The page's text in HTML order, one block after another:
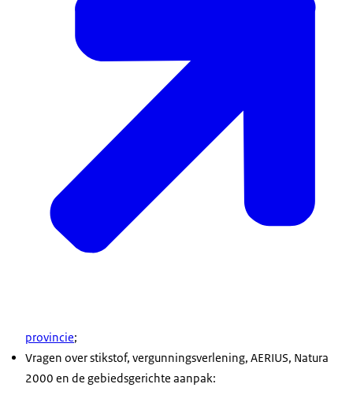
provincie;
Vragen over stikstof, vergunningsverlening, AERIUS, Natura
2000 en de gebiedsgerichte aanpak: